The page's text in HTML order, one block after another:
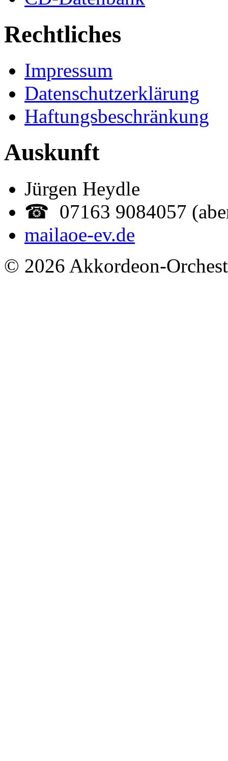
Rechtliches
Impressum
Datenschutzerklärung
Haftungsbeschränkung
Auskunft
Jürgen Heydle
☎ 07163 9084057
mailaoe-ev.de
© 2026 Akkordeon-